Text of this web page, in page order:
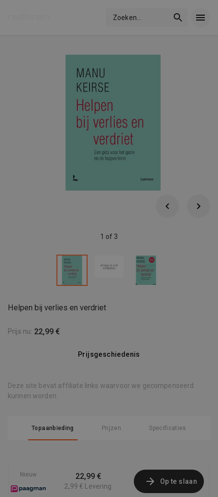
Zoeken
1 of 3
Helpen bij verlies en verdriet
Prijs nu: 22,99 €
Prijsgeschiedenis
Deze site bevat affiliate links waarvoor we gecompenseerd
kunnen worden.
Topaanbieding Prijzen Specificaties
Nieuw 22,99 €
2,99 € Levering
Op te slaan